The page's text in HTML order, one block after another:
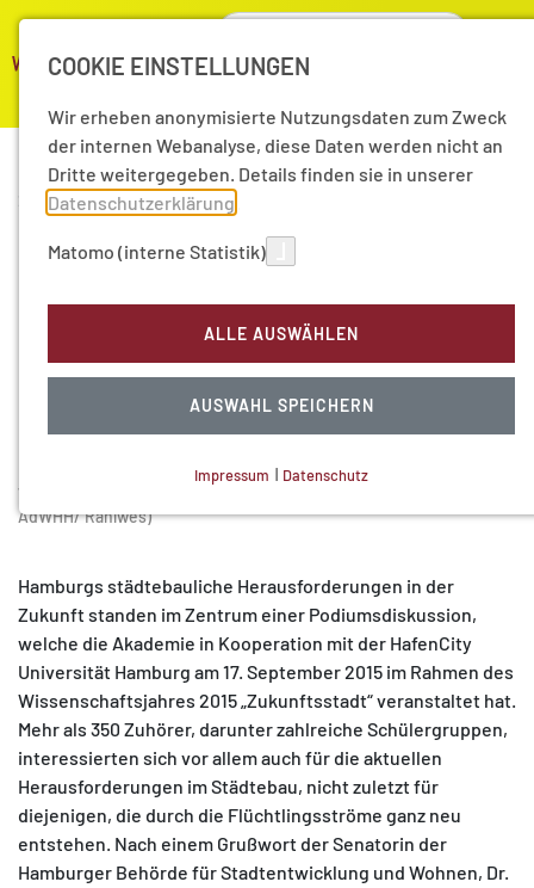
22.09.2015 | Aktuelle Nachrichten
Zukunftsstadt Hamburg
v. l. n. r.: Schirg, Läpple, Schmidt-Trenz, Goetze, Oßenbrügge (Foto:
AdWHH/ Rahlwes)
Hamburgs städtebauliche Herausforderungen in der
Zukunft standen im Zentrum einer Podiumsdiskussion,
welche die Akademie in Kooperation mit der HafenCity
Universität Hamburg am 17. September 2015 im Rahmen des
Wissenschaftsjahres 2015 „Zukunftsstadt“ veranstaltet hat.
Mehr als 350 Zuhörer, darunter zahlreiche Schülergruppen,
interessierten sich vor allem auch für die aktuellen
Herausforderungen im Städtebau, nicht zuletzt für
diejenigen, die durch die Flüchtlingsströme ganz neu
entstehen. Nach einem Grußwort der Senatorin der
Hamburger Behörde für Stadtentwicklung und Wohnen, Dr.
COOKIE EINSTELLUNGEN
Wir erheben anonymisierte Nutzungsdaten zum Zweck
der internen Webanalyse, diese Daten werden nicht an
Dritte weitergegeben. Details finden sie in unserer
Datenschutzerklärung
Matomo (interne Statistik)
ALLE AUSWÄHLEN
AUSWAHL SPEICHERN
Technisch notwendig.
MATOMO (INTERNE STATISTIK)
Statistik Cookies erfassen Informationen anonym.
Diese Informationen helfen uns zu verstehen, wie
unsere Besucher unsere Website nutzen.
Matomo
Impressum | Datenschutz